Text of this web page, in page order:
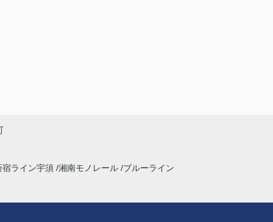
宿ライン宇須 湘南モノレール ブルーライン